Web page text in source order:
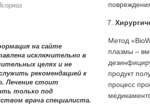
Псориаз
на сайте
исключительно в
целях и не
рекомендацией к
Лечение стоит
только под
врача специалиста.
Метод
плазмы –
продукт
процесс